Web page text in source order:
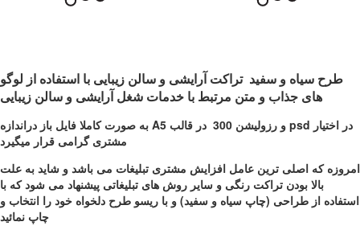
طرح سیاه و سفید تراکت آرایشی و سالن زیبایی با استفاده از لوگو
به صورت کاملا فایل باز دراندازه A5 و رزولیشن 300 در قالب psd در اختیار
امروزه که اصلی ترین عامل افزایش مشتری تبلیغات می باشد و شاید به علت
بالا بودن تراکت رنگی و سایر روش های تبلیغاتی پیشنهاد می شود که با
استفاده از طراحی (چاپ سیاه و سفید) و با ریسو طرح دلخواه خود را انتخاب و